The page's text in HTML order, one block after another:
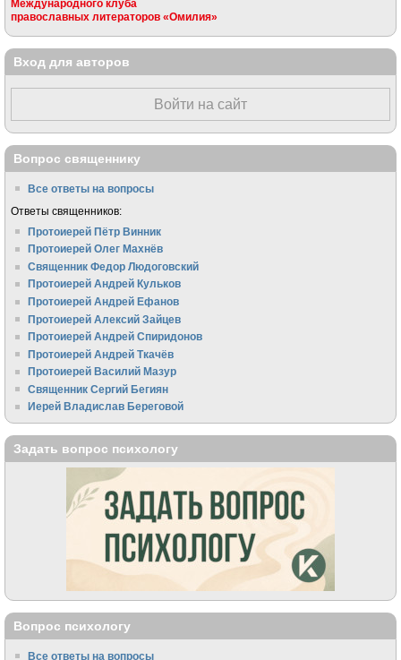
Международного клуба
православных литераторов «Омилия»
Вход для авторов
Войти на сайт
Вопрос священнику
Все ответы на вопросы
Ответы священников:
Протоиерей Пётр Винник
Протоиерей Олег Махнёв
Священник Федор Людоговский
Протоиерей Андрей Кульков
Протоиерей Андрей Ефанов
Протоиерей Алексий Зайцев
Протоиерей Андрей Спиридонов
Протоиерей Андрей Ткачёв
Протоиерей Василий Мазур
Священник Сергий Бегиян
Иерей Владислав Береговой
Задать вопрос психологу
Вопрос психологу
Все ответы на вопросы